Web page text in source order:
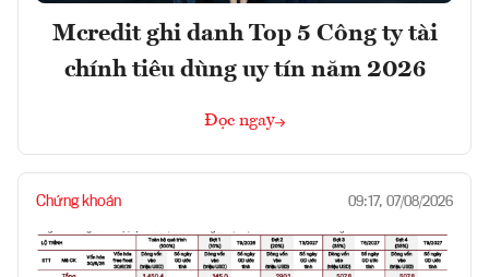
Mcredit ghi danh Top 5 Công ty tài
chính tiêu dùng uy tín năm 2026
Đọc ngay
Chứng khoán 09:17, 07/08/2026